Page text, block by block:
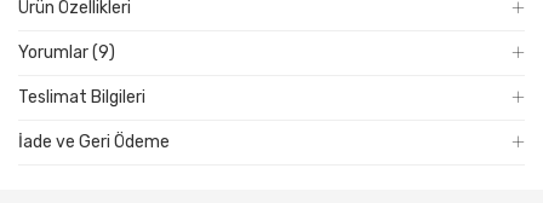
Plus
Yazılım
Ürün Özellikleri
Yorumlar (9)
Teslimat Bilgileri
İade ve Geri Ödeme